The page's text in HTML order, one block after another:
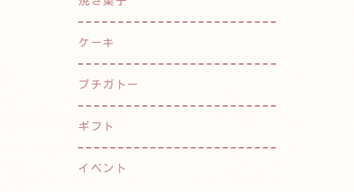
ケーキ
プチガトー
ギフト
イベント